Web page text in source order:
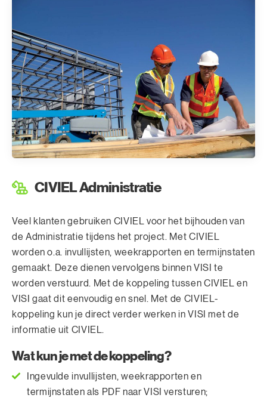
CIVIEL Administratie
Veel klanten gebruiken CIVIEL voor het bijhouden van
de Administratie tijdens het project. Met CIVIEL
worden o.a. invullijsten, weekrapporten en termijnstaten
gemaakt. Deze dienen vervolgens binnen VISI te
worden verstuurd. Met de koppeling tussen CIVIEL en
VISI gaat dit eenvoudig en snel. Met de CIVIEL-
koppeling kun je direct verder werken in VISI met de
informatie uit CIVIEL.
Wat kun je met de koppeling?
Ingevulde invullijsten, weekrapporten en
termijnstaten als PDF naar VISI versturen;